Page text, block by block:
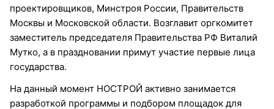
проектировщиков, Минстроя России, Правительств
Москвы и Московской области. Возглавит оргкомитет
заместитель председателя Правительства РФ Виталий
Мутко, а в праздновании примут участие первые лица
государства.
На данный момент НОСТРОЙ активно занимается
разработкой программы и подбором площадок для